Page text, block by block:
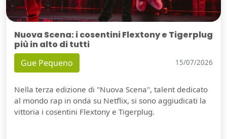
Nuova Scena: i cosentini Flextony e Tigerplug
più in alto di tutti
Gue Pequeno 15/07/2026
Nella terza edizione di "Nuova Scena", talent dedicato
al mondo rap in onda su Netflix, si sono aggiudicati la
vittoria i cosentini Flextony e Tigerplug.